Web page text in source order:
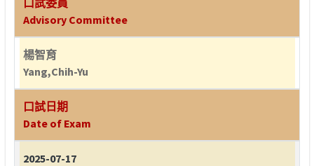
Advisory Committee
楊智育
Yang,Chih-Yu
口試日期
Date of Exam
2025-07-17